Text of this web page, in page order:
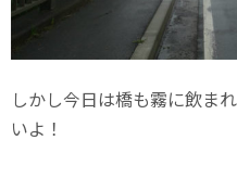
しかし今日は橋も霧に飲ま
いよ！